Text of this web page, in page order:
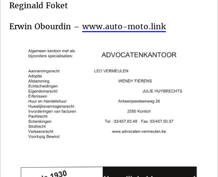
Reginald Foket
Erwin Obourdin –www.auto-moto.link